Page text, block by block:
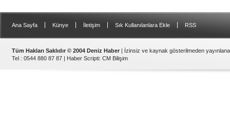
Temiz Derneği (TURMEPA) Marmaris iş
yapıldı.
tamamlanan "Lapta Sahil Yürüyüş Yolu
Ana Sayfa Künye İletişim Sık Kullanılanlara Ekle RSS
Tüm Hakları Saklıdır © 2004 Deniz Haber | İzinsiz ve kaynak gösterilmeden
Tel : 0544 880 87 87 | Haber Scripti: CM Bilişim